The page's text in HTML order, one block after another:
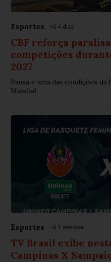
Esportes Há 4 dias
CBF reforça
competições
2027
Pausa é uma das condições
Mundial
Esportes Há 1 semana
TV Brasil exibe
Campinas X